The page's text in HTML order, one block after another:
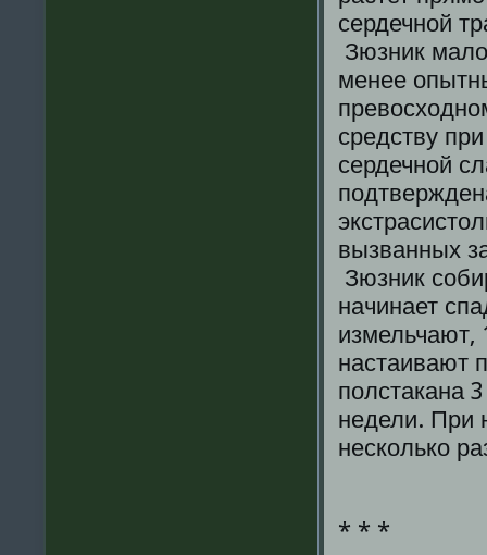
сердечной
Зюзник
менее
средству
сердечной
вызванных
Зюзник
начинает
измельчают,
настаивают
полстакана
недели. При
несколько
* * *